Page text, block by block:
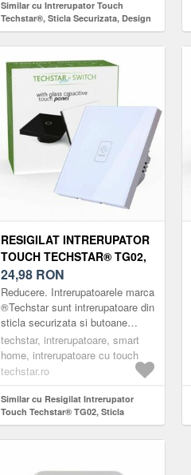
Similar cu Intrerupator Touch
Techstar®, Sticla Securizata, Design
Modern, Iluminare LED, 1 Faza, Alb
RESIGILAT INTRERUPATOR
TOUCH TECHSTAR® TG02,
STICLA SECURIZATA,
DESIGN MODERN,
ILUMINARE LED, 1 FAZA,
ALB
24,98 RON
Reducere. Intrerupatoarele marca
®Techstar sunt intrerupatoare din
sticla securizata si butoane
touch Intrerupatorul Techstar®
are un design minimalist, crea...
techstar, intrerupatoare, smart
home, intrerupatoare cu touch
techstar.ro
Similar cu Resigilat Intrerupator
Touch Techstar® TG02, Sticla
Securizata, Design Modern,
Iluminare LED, 1 Faza, Alb